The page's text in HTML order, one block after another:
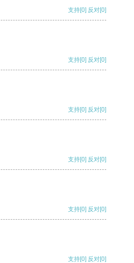
支持[0] 反对[0]
支持[0] 反对[0]
支持[0] 反对[0]
支持[0] 反对[0]
支持[0] 反对[0]
支持[0] 反对[0]